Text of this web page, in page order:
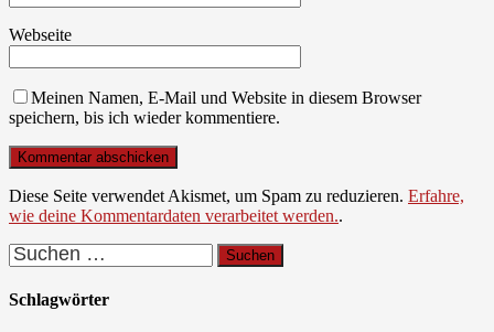
Webseite
Meinen Namen, E-Mail und Website in diesem Browser
speichern, bis ich wieder kommentiere.
Diese Seite verwendet Akismet, um Spam zu reduzieren. Erfahre,
wie deine Kommentardaten verarbeitet werden..
Suchen
nach:
Schlagwörter